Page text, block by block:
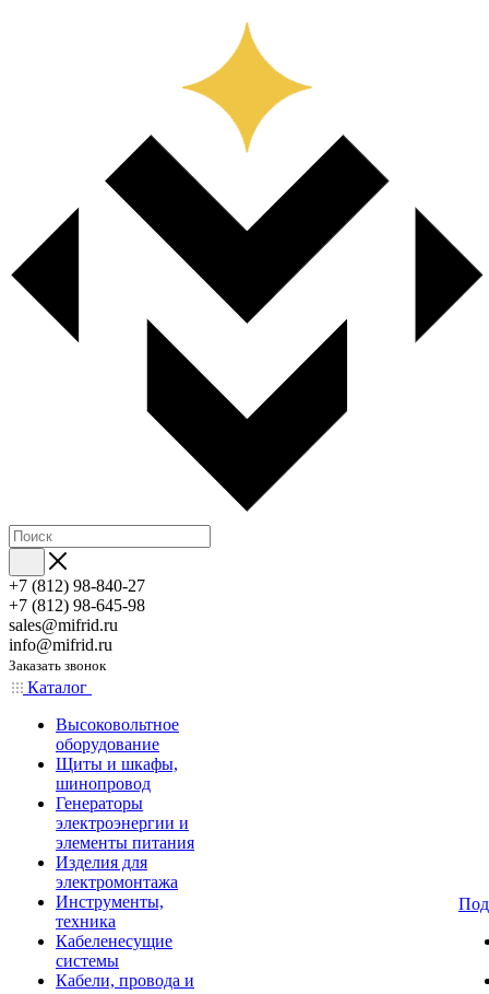
+7 (812) 98-840-27
+7 (812) 98-645-98
sales@mifrid.ru
info@mifrid.ru
Заказать звонок
Каталог
Высоковольтное
оборудование
Щиты и шкафы,
шинопровод
Генераторы
электроэнергии и
элементы питания
Изделия для
электромонтажа
Инструменты,
техника
Кабеленесущие
системы
Кабели, провода и